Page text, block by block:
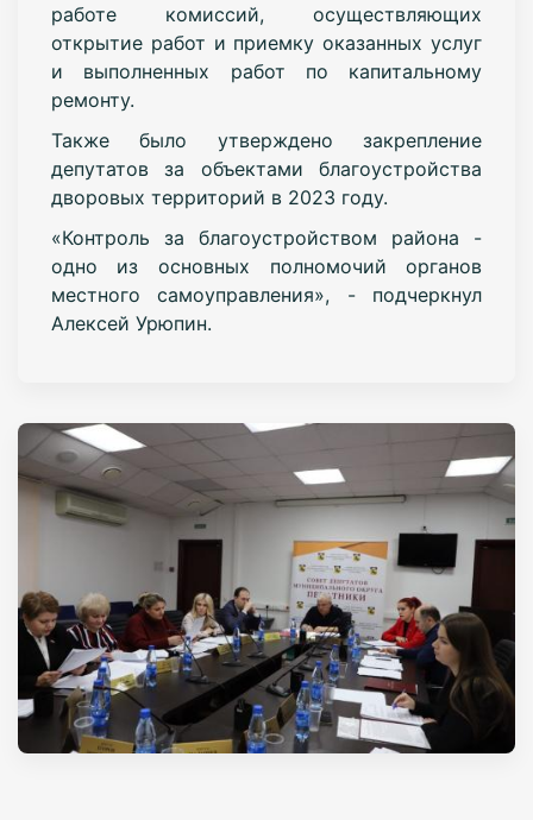
работе комиссий, осуществляющих
открытие работ и приемку оказанных услуг
и выполненных работ по капитальному
ремонту.
Также было утверждено закрепление
депутатов за объектами благоустройства
дворовых территорий в 2023 году.
«Контроль за благоустройством района -
одно из основных полномочий органов
местного самоуправления», - подчеркнул
Алексей Урюпин.